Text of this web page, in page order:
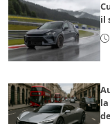
il